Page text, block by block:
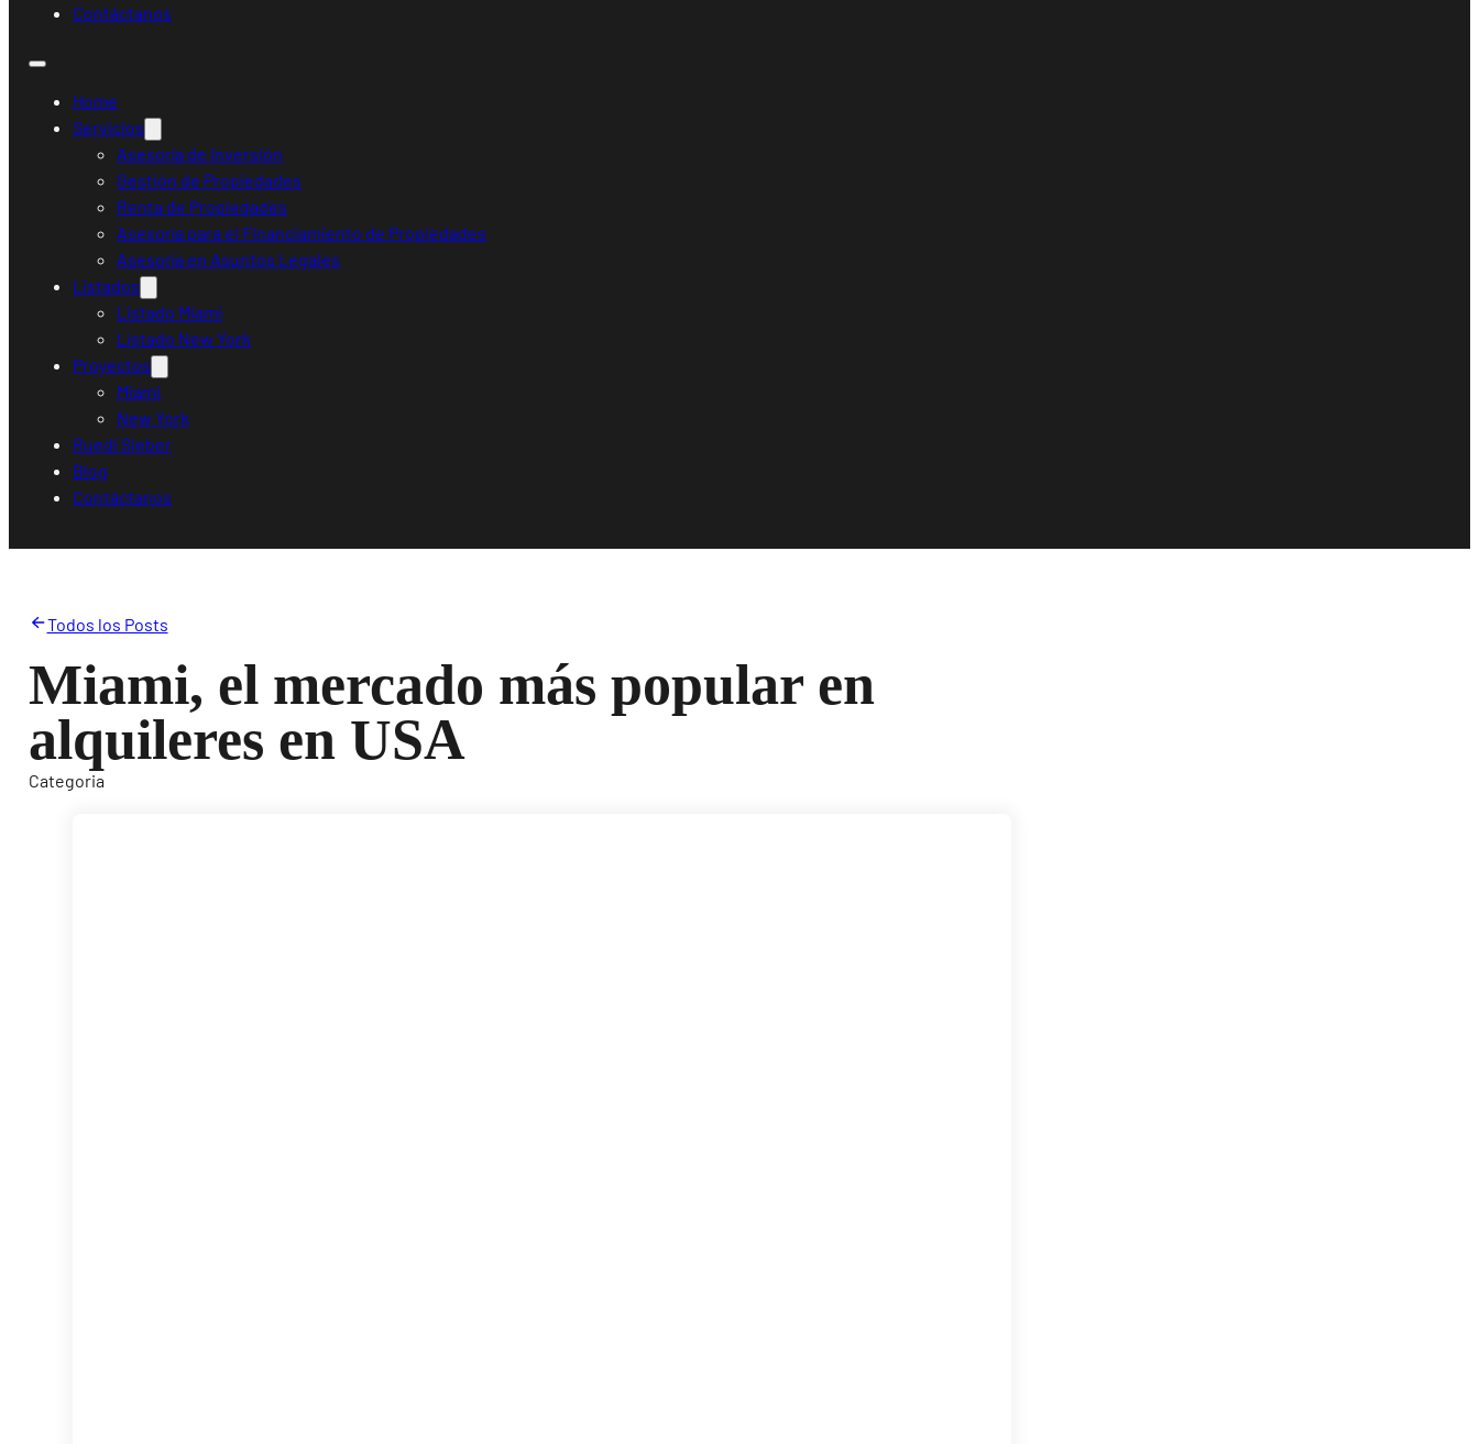
Contáctanos
Home
Servicios
Asesoría de Inversión
Gestión de Propiedades
Renta de Propiedades
Asesoría para el Financiamiento de Propiedades
Asesoría en Asuntos Legales
Listados
Listado Miami
Listado New York
Proyectos
Miami
New York
Ruedi Sieber
Blog
Contáctanos
Todos los Posts
Miami, el mercado más popular en
alquileres en USA
Categoria